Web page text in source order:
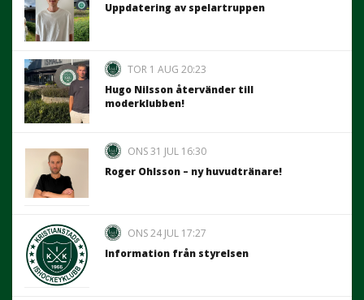
Uppdatering av spelartruppen
TOR 1 AUG 20:23
Hugo Nilsson återvänder till
moderklubben!
ONS 31 JUL 16:30
Roger Ohlsson – ny huvudtränare!
ONS 24 JUL 17:27
Information från styrelsen